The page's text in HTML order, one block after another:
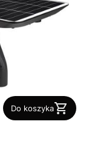
Do koszyka